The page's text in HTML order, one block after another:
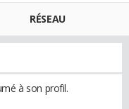
RÉSEAU
à son profil.